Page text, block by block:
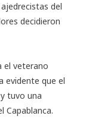
del
decidieron
el veterano
evidente que el
tuvo una
Capablanca.